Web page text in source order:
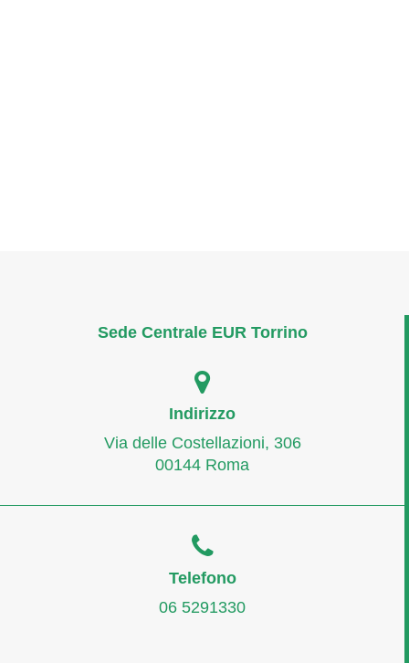
Sede Centrale EUR Torrino
Indirizzo
Via delle Costellazioni, 306
00144 Roma
Telefono
06 5291330